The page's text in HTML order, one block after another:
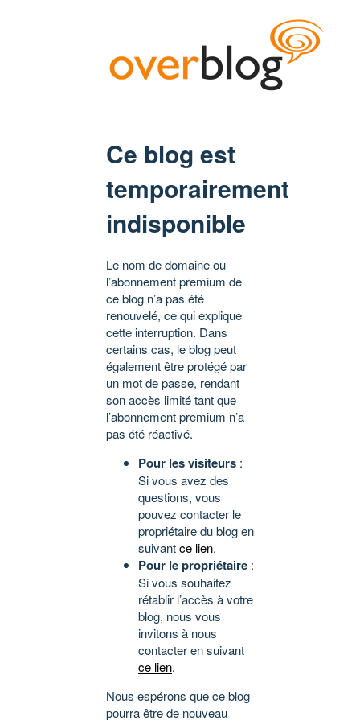
Ce blog est
temporairement
indisponible
Le nom de domaine ou
l’abonnement premium de
ce blog n’a pas été
renouvelé, ce qui explique
cette interruption. Dans
certains cas, le blog peut
également être protégé par
un mot de passe, rendant
son accès limité tant que
l’abonnement premium n’a
pas été réactivé.
Pour les visiteurs :
Si vous avez des
questions, vous
pouvez contacter le
propriétaire du blog en
suivantce lien.
Pour le propriétaire :
Si vous souhaitez
rétablir l’accès à votre
blog, nous vous
invitons à nous
contacter en suivant
ce lien.
Nous espérons que ce blog
pourra être de nouveau